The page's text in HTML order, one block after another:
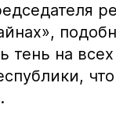
тень на
что